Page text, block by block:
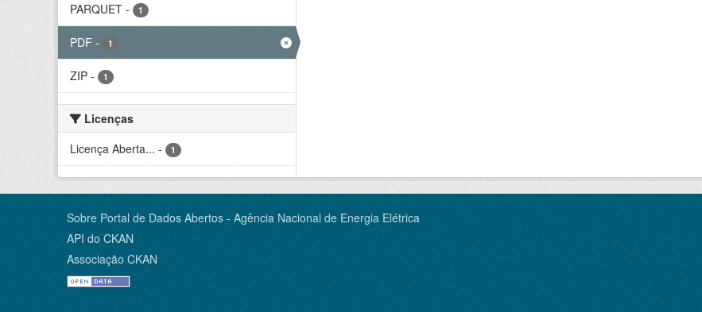
PARQUET - 1
PDF - 1
ZIP - 1
Licenças
Licença Aberta... - 1
Sobre Portal de Dados Abertos - Agência Nacional de Energia Elétrica
API do CKAN
Associação CKAN